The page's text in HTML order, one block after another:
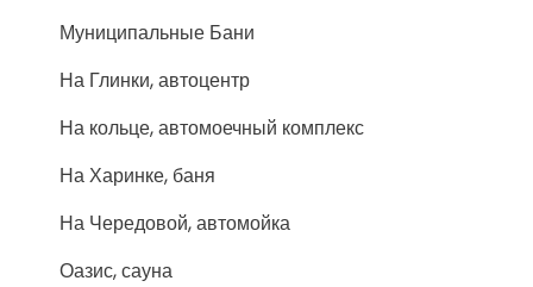
Муниципальные Бани
На Глинки, автоцентр
На кольце, автомоечный комплекс
На Харинке, баня
На Чередовой, автомойка
Оазис, сауна